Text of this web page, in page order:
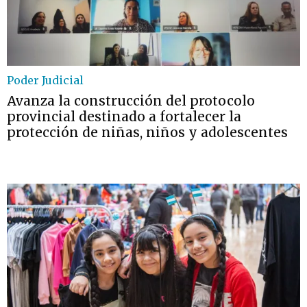
Poder Judicial
Avanza la construcción del protocolo
provincial destinado a fortalecer la
protección de niñas, niños y adolescentes